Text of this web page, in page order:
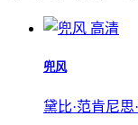
高清
兜风
黛比·范肯尼思